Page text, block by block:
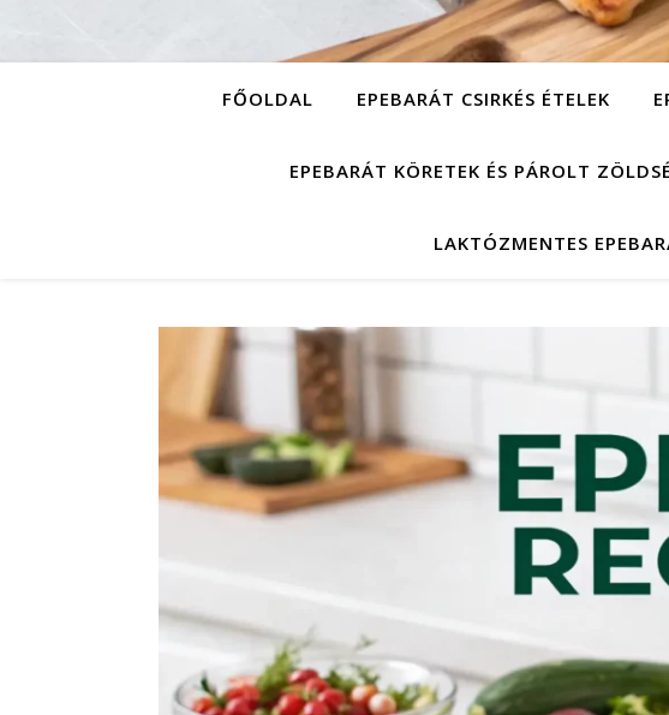
FŐOLDAL EPEBARÁT CSIRKÉS ÉTELEK
EPEBARÁT KÖRETEK ÉS PÁROLT
LAKTÓZMENTES